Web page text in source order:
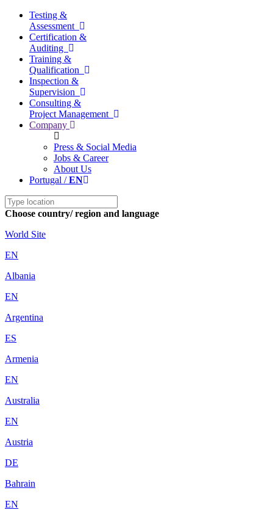
Testing &
Assessment
Certification &
Auditing
Training &
Qualification
Inspection &
Supervision
Consulting &
Project Management
Company
Press & Social Media
Jobs & Career
About Us
Portugal /EN
Choose country/ region and language
World Site
EN
Albania
EN
Argentina
ES
Armenia
EN
Australia
EN
Austria
DE
Bahrain
EN